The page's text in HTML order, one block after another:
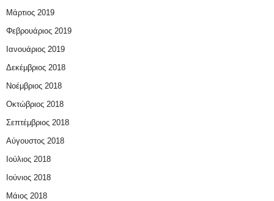
Μάρτιος 2019
Φεβρουάριος 2019
Ιανουάριος 2019
Δεκέμβριος 2018
Νοέμβριος 2018
Οκτώβριος 2018
Σεπτέμβριος 2018
Αύγουστος 2018
Ιούλιος 2018
Ιούνιος 2018
Μάιος 2018